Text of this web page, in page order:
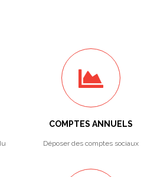
COMPTES ANNUELS
Déposer des comptes sociaux